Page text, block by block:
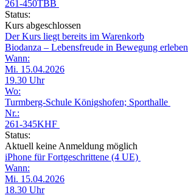
261-450TBB
Status:
Kurs abgeschlossen
Der Kurs liegt bereits im Warenkorb
Biodanza – Lebensfreude in Bewegung erleben
Wann:
Mi. 15.04.2026
19.30 Uhr
Wo:
Turmberg-Schule Königshofen; Sporthalle
Nr.:
261-345KHF
Status:
Aktuell keine Anmeldung möglich
iPhone für Fortgeschrittene (4 UE)
Wann:
Mi. 15.04.2026
18.30 Uhr